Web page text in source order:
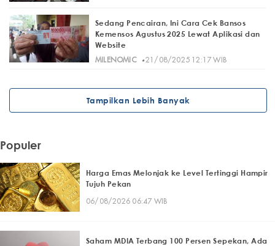
Sedang Pencairan, Ini Cara Cek Bansos
Kemensos Agustus 2025 Lewat Aplikasi dan
Website
MILENOMIC· 21/08/2025 12:17 WIB
Tampilkan Lebih Banyak
Populer
Harga Emas Melonjak ke Level Tertinggi Hampir
Tujuh Pekan
06/08/2026 06:47 WIB
Saham MDIA Terbang 100 Persen Sepekan, Ada